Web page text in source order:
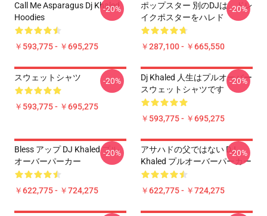
Call Me Asparagus Dj Khaled
Hoodies
￥593,775 - ￥695,275
-20%
ポップスター 別のDJは、ドレ
イクポスターをハレド
￥287,100 - ￥665,550
-20%
スウェットシャツ
￥593,775 - ￥695,275
-20%
Dj Khaled 人生はプルオーバー
スウェットシャツです
￥593,775 - ￥695,275
-20%
Bless アップ DJ Khaled プル
オーバーパーカー
￥622,775 - ￥724,275
-20%
アサハドの父ではない DJ
Khaled プルオーバーパーカー
￥622,775 - ￥724,275
-20%